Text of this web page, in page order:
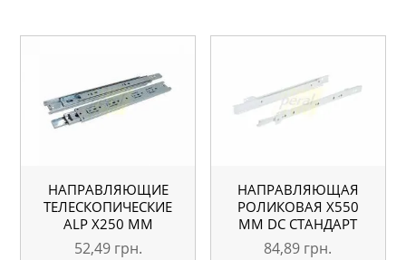
НАПРАВЛЯЮЩИЕ
ТЕЛЕСКОПИЧЕСКИЕ
АLP Х250 ММ
52,49 грн.
НАПРАВЛЯЮЩАЯ
РОЛИКОВАЯ X550
ММ DC СТАНДАРТ
БЕЛАЯ
84,89 грн.